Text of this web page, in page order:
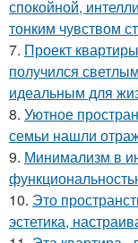
спокойной,
тонким чувством
7. Проект
получился
идеальным для
8. Уютное
семьи нашли
9. Минимализм в
10. Это
эстетика,